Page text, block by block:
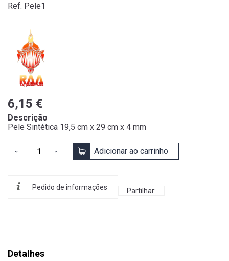
Ref. Pele1
6,15 €
Descrição
Pele Sintética 19,5 cm x 29 cm x 4 mm
Adicionar ao carrinho
Pedido de informações Partilhar:
Detalhes